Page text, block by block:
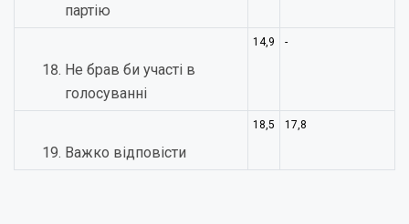
партію
Не брав би участі в
голосуванні
14,9 -
Важко відповісти
18,5 17,8